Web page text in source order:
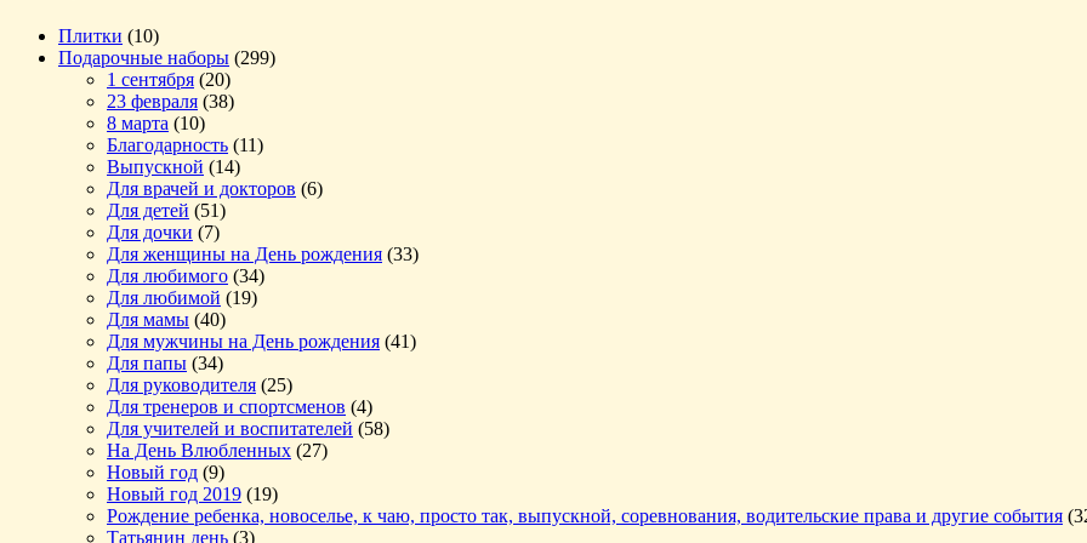
Плитки (10)
Подарочные наборы (299)
1 сентября (20)
23 февраля (38)
8 марта (10)
Благодарность (11)
Выпускной (14)
Для врачей и докторов (6)
Для детей (51)
Для дочки (7)
Для женщины на День рождения (33)
Для любимого (34)
Для любимой (19)
Для мамы (40)
Для мужчины на День рождения (41)
Для папы (34)
Для руководителя (25)
Для тренеров и спортсменов (4)
Для учителей и воспитателей (58)
На День Влюбленных (27)
Новый год (9)
Новый год 2019 (19)
Рождение ребенка, новоселье, к чаю, просто так, выпускной, соревнования, водительские права и другие события
Татьянин день (3)